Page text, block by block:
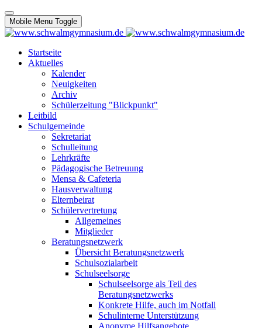
Mobile Menu Toggle
Startseite
Aktuelles
Kalender
Neuigkeiten
Archiv
Schülerzeitung "Blickpunkt"
Leitbild
Schulgemeinde
Sekretariat
Schulleitung
Lehrkräfte
Pädagogische Betreuung
Mensa & Cafeteria
Hausverwaltung
Elternbeirat
Schülervertretung
Allgemeines
Mitglieder
Beratungsnetzwerk
Übersicht Beratungsnetzwerk
Schulsozialarbeit
Schulseelsorge
Schulseelsorge als Teil des
Beratungsnetzwerks
Konkrete Hilfe, auch im Notfall
Schulinterne Unterstützung
Anonyme Hilfsangebote